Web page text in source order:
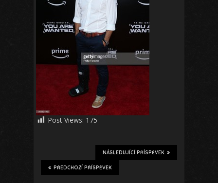
Post Views: 175
NÁSLEDUJÍCÍ PŘÍSPĚVEK
PŘEDCHOZÍ PŘÍSPĚVEK